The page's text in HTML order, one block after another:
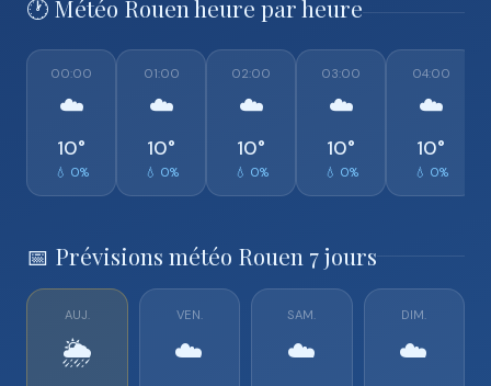
🕐 Météo Rouen heure par heure
00:00
☁️
10°
💧 0%
01:00
☁️
10°
💧 0%
02:00
☁️
10°
💧 0%
03:00
☁️
10°
💧 0%
04:00
☁️
10°
💧 0%
📅 Prévisions météo Rouen 7 jours
AUJ.
🌦️
VEN.
☁️
SAM.
☁️
DIM.
☁️